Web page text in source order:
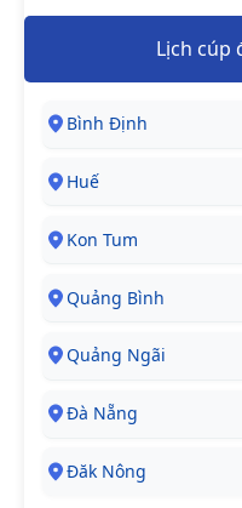
Lịch cúp
Bình Định
Huế
Kon Tum
Quảng Bình
Quảng Ngãi
Đà Nẵng
Đăk Nông